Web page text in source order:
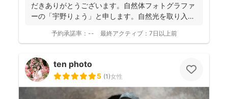
だきありがとうございます。自然体フォトグラファ
ーの「宇野りょう」と申します。自然光を取り入れ
予約承諾率： -- 最終アクティブ： 7日以上前
ten photo
5 (1)女性